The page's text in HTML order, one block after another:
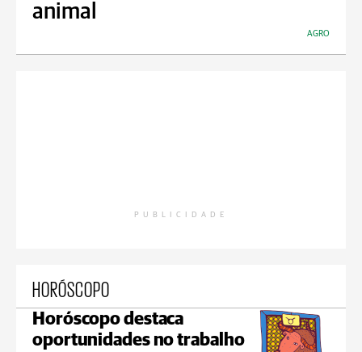
animal
AGRO
PUBLICIDADE
HORÓSCOPO
Horóscopo destaca
oportunidades no trabalho